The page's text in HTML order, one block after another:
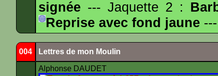
signée --- Jaquette 2 :
Reprise avec fond jaune ---
004 Lettres de mon Moulin
Alphonse DAUDET